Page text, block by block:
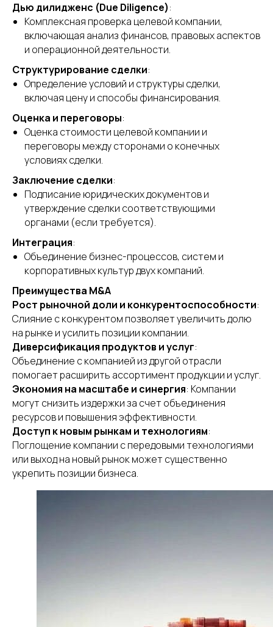
Дью дилидженс (Due Diligence):
Комплексная проверка целевой компании,
включающая анализ финансов, правовых аспектов
и операционной деятельности.
Структурирование сделки:
Определение условий и структуры сделки,
включая цену и способы финансирования.
Оценка и переговоры:
Оценка стоимости целевой компании и
переговоры между сторонами о конечных
условиях сделки.
Заключение сделки:
Подписание юридических документов и
утверждение сделки соответствующими
органами (если требуется).
Интеграция:
Объединение бизнес-процессов, систем и
корпоративных культур двух компаний.
Преимущества M&A
Рост рыночной доли и конкурентоспособности:
Слияние с конкурентом позволяет увеличить долю
на рынке и усилить позиции компании.
Диверсификация продуктов и услуг:
Объединение с компанией из другой отрасли
помогает расширить ассортимент продукции и услуг.
Экономия на масштабе и синергия: Компании
могут снизить издержки за счет объединения
ресурсов и повышения эффективности.
Доступ к новым рынкам и технологиям:
Поглощение компании с передовыми технологиями
или выход на новый рынок может существенно
укрепить позиции бизнеса.